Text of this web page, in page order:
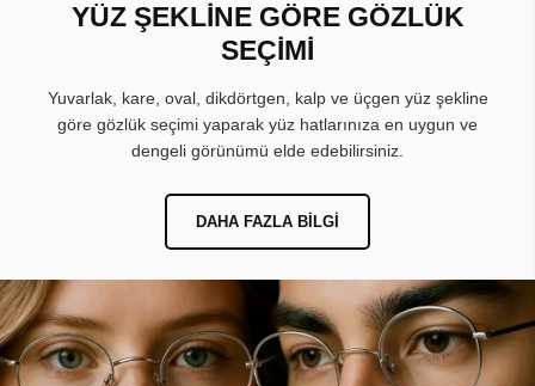
YÜZ ŞEKLİNE GÖRE GÖZLÜK
SEÇİMİ
Yuvarlak, kare, oval, dikdörtgen, kalp ve üçgen yüz şekline
göre gözlük seçimi yaparak yüz hatlarınıza en uygun ve
dengeli görünümü elde edebilirsiniz.
DAHA FAZLA BILGI